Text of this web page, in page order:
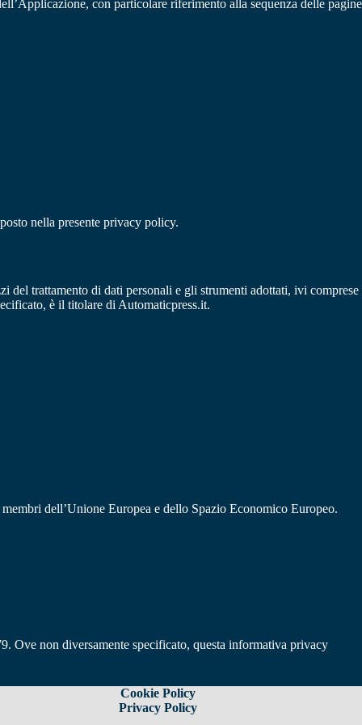
con particolare riferimento alla sequenza delle pagine
nella presente privacy policy.
del trattamento di dati personali e gli strumenti adottati, ivi comprese
è il titolare di Automaticpress.it.
dell’Unione Europea e dello Spazio Economico Europeo.
Ove non diversamente specificato, questa informativa privacy
Cookie Policy
Privacy Policy